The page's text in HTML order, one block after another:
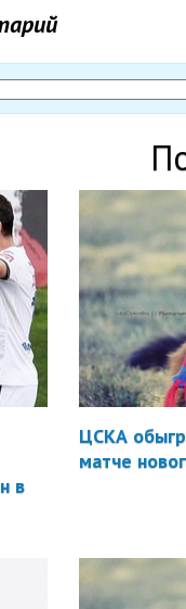
в
ЦСКА
матче